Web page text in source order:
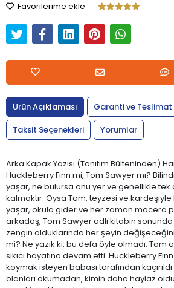
Favorilerime ekle
Ürün Açıklaması
Garanti ve Teslimat
Taksit Seçenekleri
Yorumlar
Arka Kapak Yazısı (Tanıtım Bülteninden)
Huckleberry Finn mi, Tom Sawyer mı?
yaşar, ne bulursa onu yer ve genellikle tek
kalmaktır. Oysa Tom, teyzesi ve
yaşar, okula gider ve her zaman macera
arkadaş, Tom Sawyer adlı kitabın
zengin olduklarında her şeyin
mi? Ne yazık ki, bu defa öyle olmadı. Tom
sıkıcı hayatına devam etti. Huckleberry
koymak isteyen babası tarafından
olanları okumadan, kimin daha haylaz